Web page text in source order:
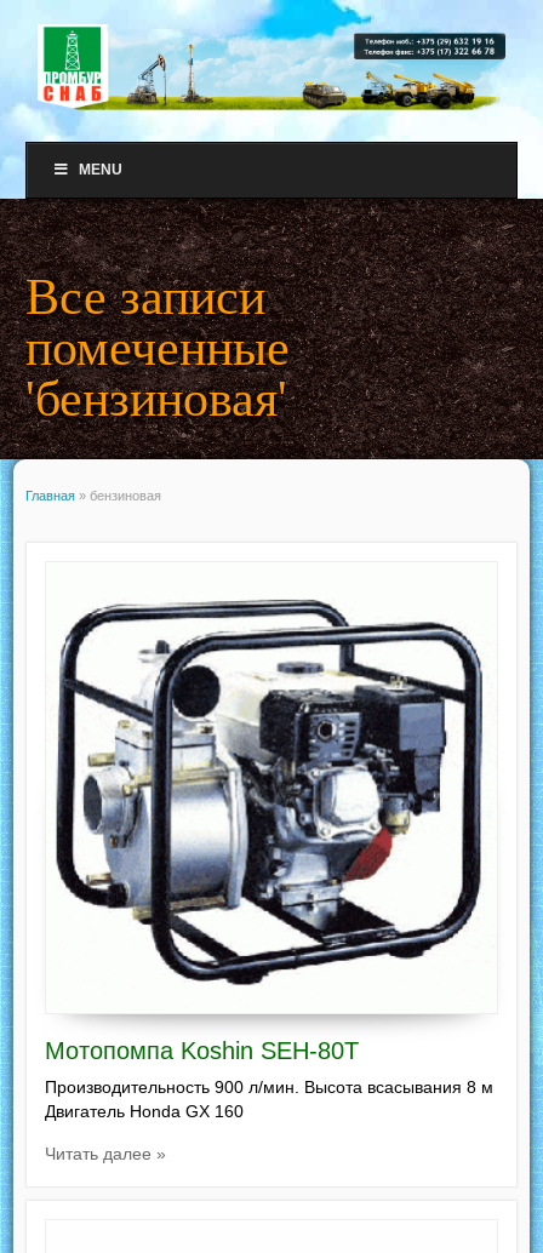
MENU
Все записи
помеченные
'бензиновая'
Главная » бензиновая
Мотопомпа Koshin SEH-80T
Производительность 900 л/мин. Высота всасывания 8 м
Двигатель Honda GX 160
Читать далее »